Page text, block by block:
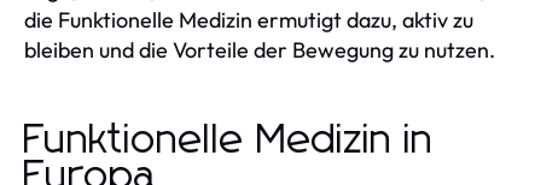
die Funktionelle Medizin ermutigt dazu, aktiv zu
bleiben und die Vorteile der Bewegung zu nutzen.
Funktionelle Medizin in
Europa